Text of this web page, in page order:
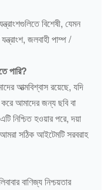
বিশেষী, যেমন
জলবাহী পাম্প /
পারি?
আত্মবিশ্বাস রয়েছে, যদি
আমাদের জন্য ছবি বা
নিশ্চিত হওয়ার পরে, দয়া
সঠিক আইটেমটি সরবরাহ
বাণিজ্য নিশ্চয়তার